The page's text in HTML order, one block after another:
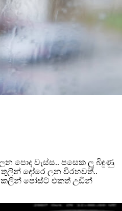
පොද වැස්ස.. පසෙක ලූ බිඳුණු
දෝරෙ ලන විරහවත්..
කලින් පෝස්ට් එකත් උඩින්